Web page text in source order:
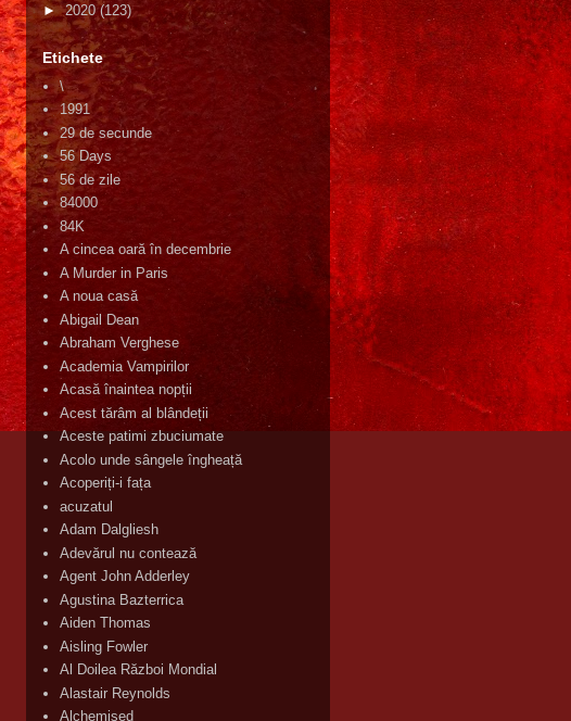
►2020(123)
Etichete
\
1991
29 de secunde
56 Days
56 de zile
84000
84K
A cincea oară în decembrie
A Murder in Paris
A noua casă
Abigail Dean
Abraham Verghese
Academia Vampirilor
Acasă înaintea nopții
Acest tărâm al blândeții
Aceste patimi zbuciumate
Acolo unde sângele îngheață
Acoperiți-i fața
acuzatul
Adam Dalgliesh
Adevărul nu contează
Agent John Adderley
Agustina Bazterrica
Aiden Thomas
Aisling Fowler
Al Doilea Război Mondial
Alastair Reynolds
Alchemised